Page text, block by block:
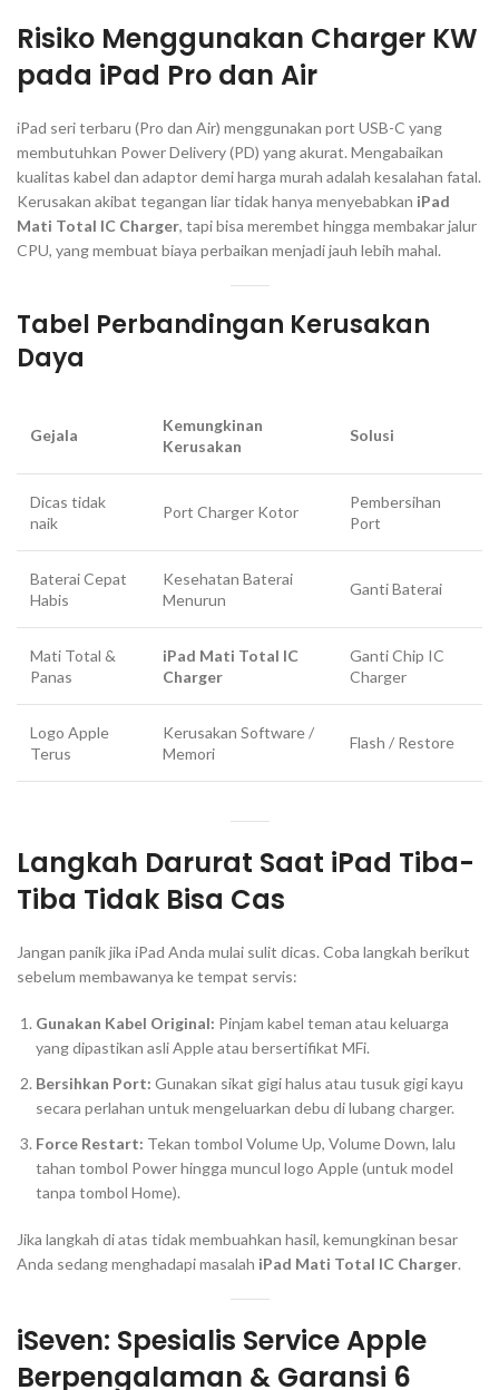
Risiko Menggunakan Charger KW
pada iPad Pro dan Air
iPad seri terbaru (Pro dan Air) menggunakan port USB-C yang
membutuhkan Power Delivery(PD) yang akurat. Mengabaikan
kualitas kabel dan adaptor demi harga murah adalah kesalahan fatal.
Kerusakan akibat tegangan liar tidak hanya menyebabkan iPad
Mati Total IC Charger, tapi bisa merembet hingga membakar jalur
CPU, yang membuat biaya perbaikan menjadi jauh lebih mahal.
Tabel Perbandingan Kerusakan
Daya
Gejala
Kemungkinan
Kerusakan
Solusi
Dicas tidak
naik
Port Charger Kotor
Pembersihan
Port
Baterai Cepat
Habis
Kesehatan Baterai
Menurun
Ganti Baterai
Mati Total &
Panas
iPad Mati Total IC
Charger
Ganti Chip IC
Charger
Logo Apple
Terus
Kerusakan Software /
Memori
Flash / Restore
Langkah Darurat Saat iPad Tiba-
Tiba Tidak Bisa Cas
Jangan panik jika iPad Anda mulai sulit dicas. Coba langkah berikut
sebelum membawanya ke tempat servis:
Gunakan Kabel Original: Pinjam kabel teman atau keluarga
yang dipastikan asli Apple atau bersertifikat MFi.
Bersihkan Port: Gunakan sikat gigi halus atau tusuk gigi kayu
secara perlahan untuk mengeluarkan debu di lubang charger.
Force Restart: Tekan tombol Volume Up, Volume Down, lalu
tahan tombol Power hingga muncul logo Apple (untuk model
tanpa tombol Home).
Jika langkah di atas tidak membuahkan hasil, kemungkinan besar
Anda sedang menghadapi masalah iPad Mati Total IC Charger.
iSeven: Spesialis Service Apple
Berpengalaman & Garansi 6